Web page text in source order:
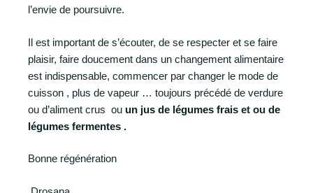
l’envie de poursuivre.
Il est important de s’écouter, de se respecter et se faire
plaisir, faire doucement dans un changement alimentaire
est indispensable, commencer par changer le mode de
cuisson , plus de vapeur … toujours précédé de verdure
ou d’aliment crus ou un jus de légumes frais et ou de
légumes fermentes .
Bonne régénération